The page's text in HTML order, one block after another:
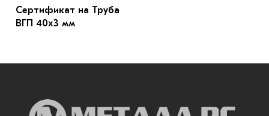
Сертификат на Труба
ВГП 40х3 мм